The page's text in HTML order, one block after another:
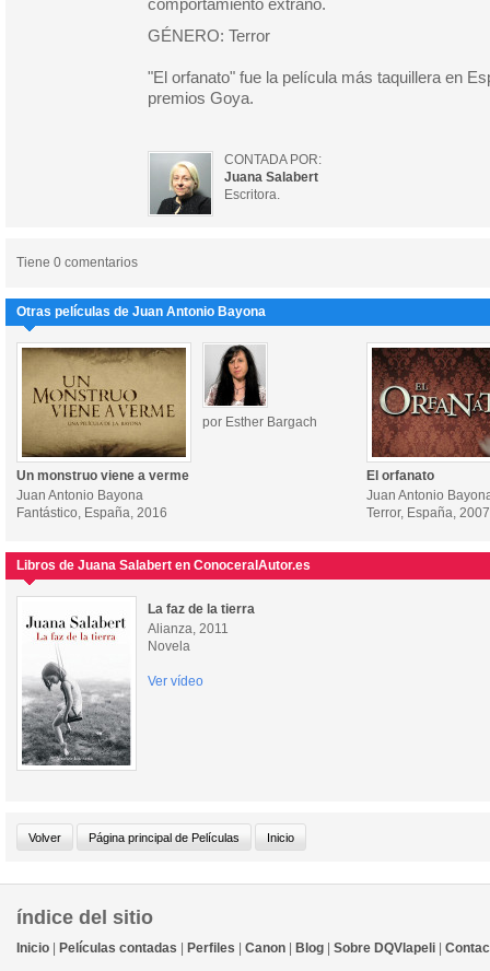
comportamiento extraño.
GÉNERO: Terror
"El orfanato" fue la película más taquillera en
premios Goya.
CONTADA POR:
Juana Salabert
Escritora.
Tiene 0 comentarios
Otras películas de Juan Antonio Bayona
por Esther Bargach
Un monstruo viene a verme
Juan Antonio Bayona
Fantástico, España, 2016
El orfanato
Juan Antonio
Terror, España, 2007
Libros de Juana Salabert en ConoceralAutor.es
La faz de la tierra
Alianza, 2011
Novela
Ver vídeo
índice del sitio
Inicio Películas contadas Perfiles Canon Blog Sobre DQVlapeli